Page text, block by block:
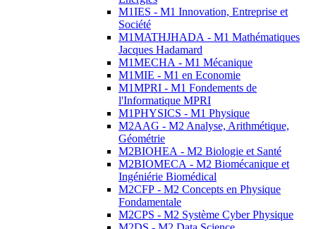
M1IES - M1 Innovation, Entreprise et
Société
M1MATHJHADA - M1 Mathématiques
Jacques Hadamard
M1MECHA - M1 Mécanique
M1MIE - M1 en Economie
M1MPRI - M1 Fondements de
l'Informatique MPRI
M1PHYSICS - M1 Physique
M2AAG - M2 Analyse, Arithmétique,
Géométrie
M2BIOHEA - M2 Biologie et Santé
M2BIOMECA - M2 Biomécanique et
Ingéniérie Biomédical
M2CFP - M2 Concepts en Physique
Fondamentale
M2CPS - M2 Système Cyber Physique